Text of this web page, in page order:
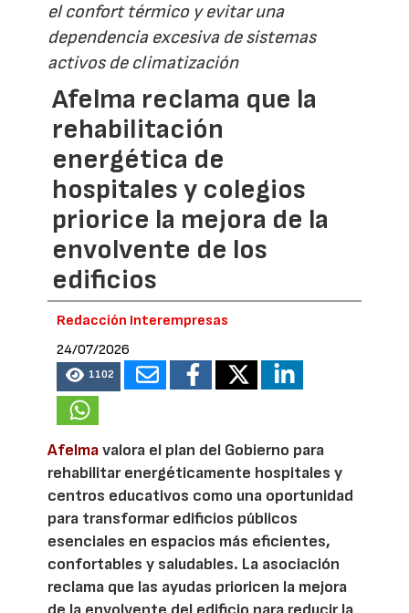
el confort térmico y evitar una
dependencia excesiva de sistemas
activos de climatización
Afelma reclama que la
rehabilitación
energética de
hospitales y colegios
priorice la mejora de la
envolvente de los
edificios
Redacción Interempresas
24/07/2026
1102
Afelmavalora el plan del Gobierno para
rehabilitar energéticamente hospitales y
centros educativos como una oportunidad
para transformar edificios públicos
esenciales en espacios más eficientes,
confortables y saludables. La asociación
reclama que las ayudas prioricen la mejora